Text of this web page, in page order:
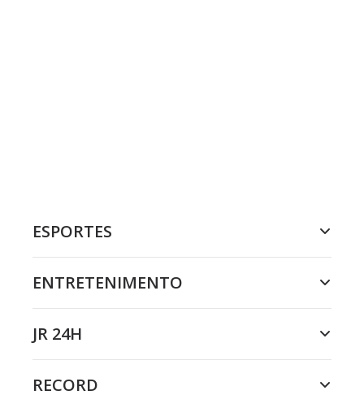
ESPORTES
ENTRETENIMENTO
JR 24H
RECORD